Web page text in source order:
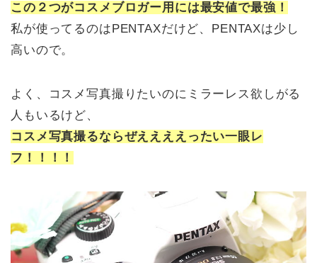
この２つがコスメブロガー用には最安値で最強！
私が使ってるのはPENTAXだけど、PENTAXは少し
高いので。
よく、コスメ写真撮りたいのにミラーレス欲しがる
人もいるけど、
コスメ写真撮るならぜええええったい一眼レ
フ！！！！